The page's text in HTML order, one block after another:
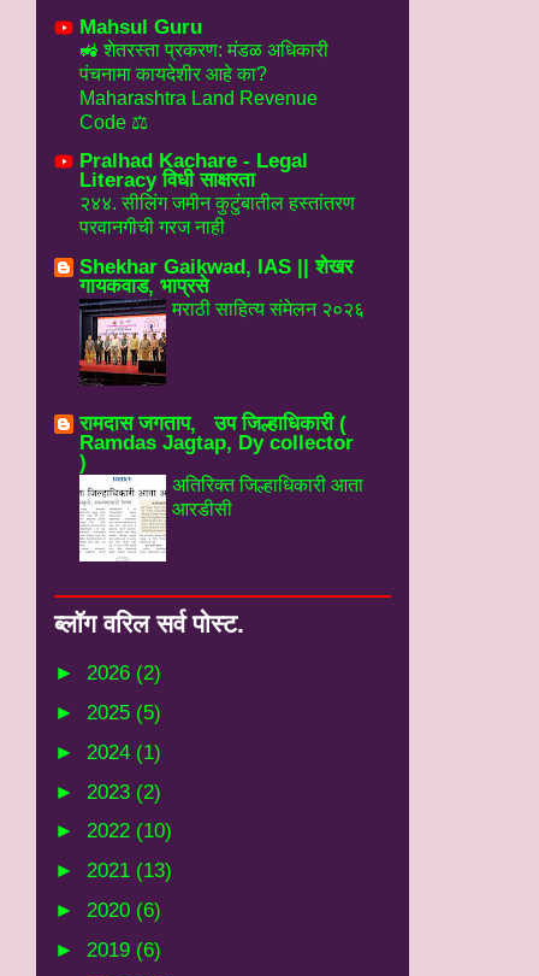
Mahsul Guru
🚜 शेतरस्ता प्रकरण: मंडळ अधिकारी
पंचनामा कायदेशीर आहे का?
Maharashtra Land Revenue
Code ⚖️
Pralhad Kachare - Legal
Literacy विधी साक्षरता
२४४. सीलिंग जमीन कुटुंबातील हस्तांतरण
परवानगीची गरज नाही
Shekhar Gaikwad, IAS || शेखर
गायकवाड, भाप्रसे
मराठी साहित्य संमेलन २०२६
रामदास जगताप, उप जिल्हाधिकारी (
Ramdas Jagtap, Dy collector
)
अतिरिक्त जिल्हाधिकारी आता
आरडीसी
ब्‍लॉग वरिल सर्व पोस्‍ट.
► 2026 (2)
► 2025 (5)
► 2024 (1)
► 2023 (2)
► 2022 (10)
► 2021 (13)
► 2020 (6)
► 2019 (6)